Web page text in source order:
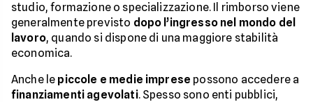
studio, formazione o specializzazione. Il rimborso viene
generalmente previsto dopo l’ingresso nel mondo del
lavoro, quando si dispone di una maggiore stabilità
economica.
Anche le piccole e medie imprese possono accedere a
finanziamenti agevolati. Spesso sono enti pubblici,